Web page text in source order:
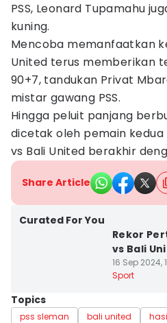
PSS, Leonard Tupamahu
kuning.
Mencoba memanfaatkan
United terus memberikan
90+7, tandukan Privat
mistar gawang PSS.
Hingga peluit panjang
dicetak oleh pemain kedua
vs Bali United berakhir
Share Article
Curated For You
Rekor
vs Bali
16 Sep 2024,
Sport
Topics
pss sleman bali united